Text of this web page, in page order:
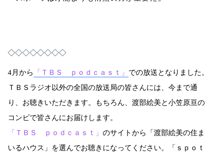
◇◇◇◇◇◇◇◇
4月から 「ＴＢＳ ｐｏｄｃａｓｔ」 での放送となりました。
ＴＢＳラジオ以外の全国の放送局の皆さんには、今まで通
り、お聴きいただきます。もちろん、渡部絵美と小笠原亘の
コンビで皆さんにお届けします。
「ＴＢＳ ｐｏｄｃａｓｔ」 のサイトから「渡部絵美の住ま
いるハウス」を選んでお聴きになってください。「ｓｐｏｔ